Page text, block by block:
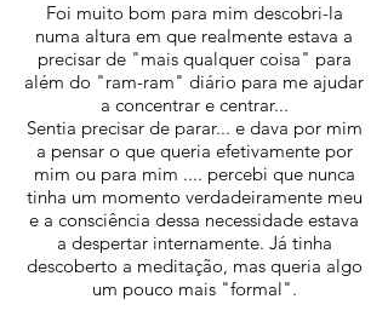
Foi muito bom para mim descobri-la
numa altura em que realmente estava a
precisar de "mais qualquer coisa" para
além do "ram-ram" diário para me ajudar
a concentrar e centrar...
Sentia precisar de parar... e dava por mim
a pensar o que queria efetivamente por
mim ou para mim .... percebi que nunca
tinha um momento verdadeiramente meu
e a consciência dessa necessidade estava
a despertar internamente. Já tinha
descoberto a meditação, mas queria algo
um pouco mais "formal".